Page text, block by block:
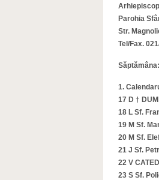
Parohia
Str.
Tel/Fax.
1.
17 D †
18 L Sf.
19 M Sf.
20 M Sf.
21 J Sf.
22 V
23 S Sf.